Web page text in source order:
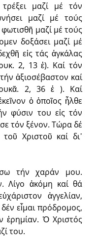
μαζί μέ τόν
μαζί μέ τούς
μαζί μέ τούς
δοξάσει μαζί μέ
εἰς τάς ἀγκάλας
2, 13 ἑ). Καί τόν
ἀξιοσέβαστον καί
2, 36 ἑ ). Καί
ὁ ὁποῖος ἦλθε
φύσιν του εἰς τόν
τόν ξένον. Τώρα δέ
Χριστοῦ καί δι᾿
τήν χαράν μου.
Λίγο ἀκόμη καί θά
ἀγγελίαν,
εἶμαι πρόδρομος,
Ὁ Χριστός
του.